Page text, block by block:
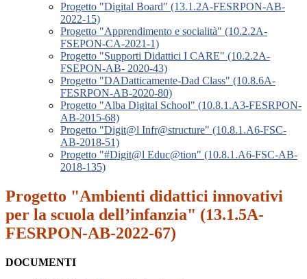
Progetto "Digital Board" (13.1.2A-FESRPON-AB-
2022-15)
Progetto "Apprendimento e socialità" (10.2.2A-
FSEPON-CA-2021-1)
Progetto "Supporti Didattici I CARE" (10.2.2A-
FSEPON-AB- 2020-43)
Progetto "DADatticamente-Dad Class" (10.8.6A-
FESRPON-AB-2020-80)
Progetto "Alba Digital School" (10.8.1.A3-FESRPON-
AB-2015-68)
Progetto "Digit@l Infr@structure" (10.8.1.A6-FSC-
AB-2018-51)
Progetto "#Digit@l Educ@tion" (10.8.1.A6-FSC-AB-
2018-135)
Progetto "Ambienti didattici innovativi
per la scuola dell’infanzia" (13.1.5A-
FESRPON-AB-2022-67)
DOCUMENTI